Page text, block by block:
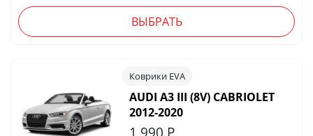
ВЫБРАТЬ
Коврики EVA
AUDI A3 III (8V) CABRIOLET
2012-2020
1 990 Р